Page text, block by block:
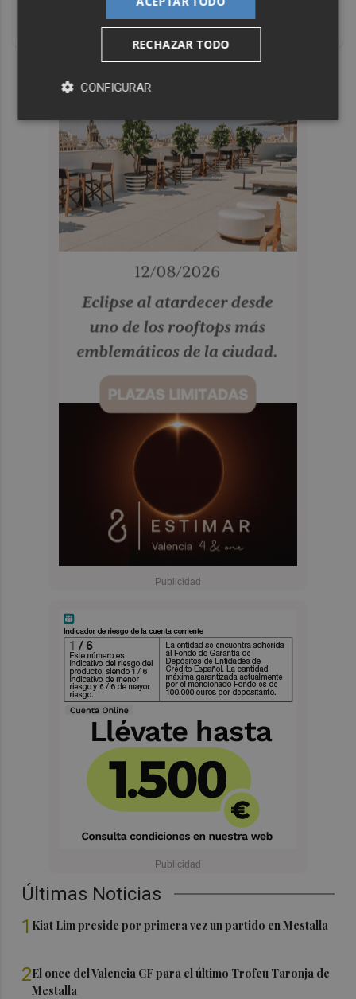
Últimas Noticias
1 Kiat Lim preside por primera vez un partido en Mestalla
2El once del Valencia CF para el último Trofeu Taronja de
Mestalla
Un verdadero MMORPG de la vieja escuela ¡Cómo los de
antes, pero mejor!
DISCOVER WITH
RECHAZAR TODO
CONFIGURAR